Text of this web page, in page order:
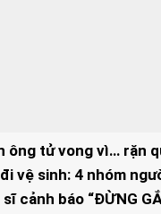
ông tử vong vì… rặn
vệ sinh: 4 nhóm
cảnh báo “ĐỪNG